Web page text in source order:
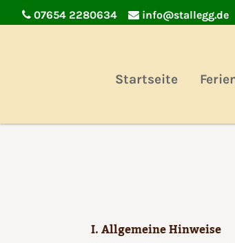
07654 2280634 info@stallegg.de
Startseite
I. Allgemeine Hinweise